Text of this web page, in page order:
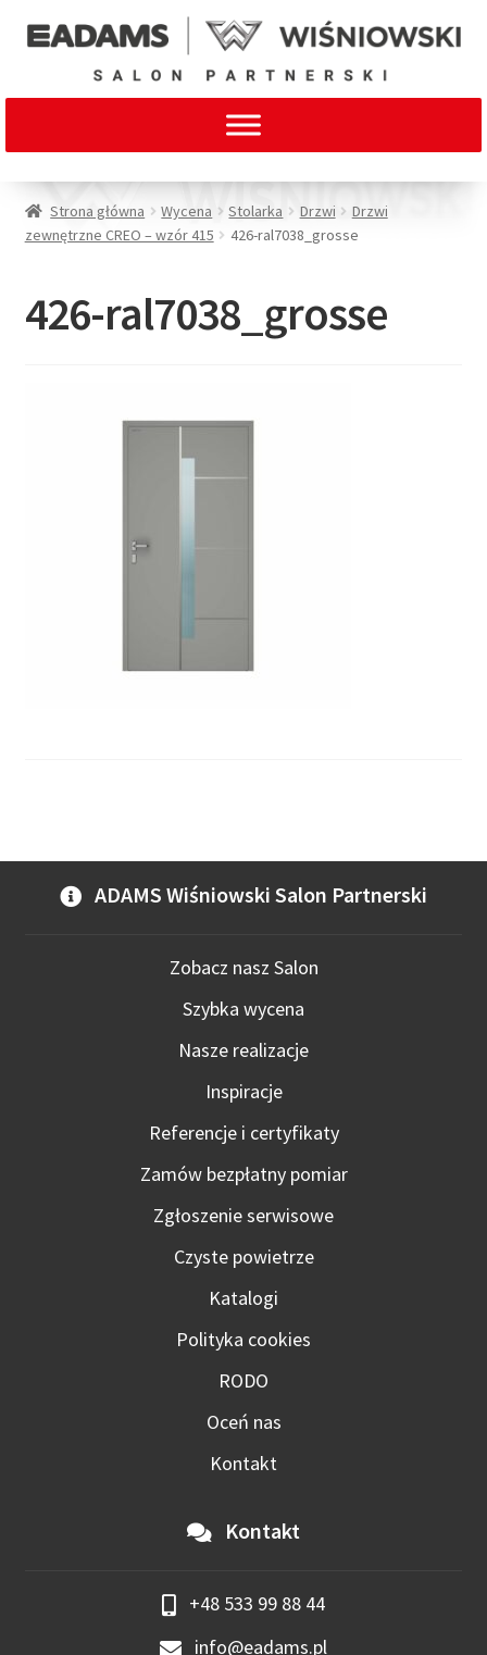
Strona główna Wycena Stolarka Drzwi
Drzwi
zewnętrzne CREO – wzór 415
426-ral7038_grosse
426-ral7038_grosse
ADAMS Wiśniowski Salon Partnerski
Zobacz nasz Salon
Szybka wycena
Nasze realizacje
Inspiracje
Referencje i certyfikaty
Zamów bezpłatny pomiar
Zgłoszenie serwisowe
Czyste powietrze
Katalogi
Polityka cookies
RODO
Oceń nas
Kontakt
Kontakt
+48 533 99 88 44
info@eadams.pl